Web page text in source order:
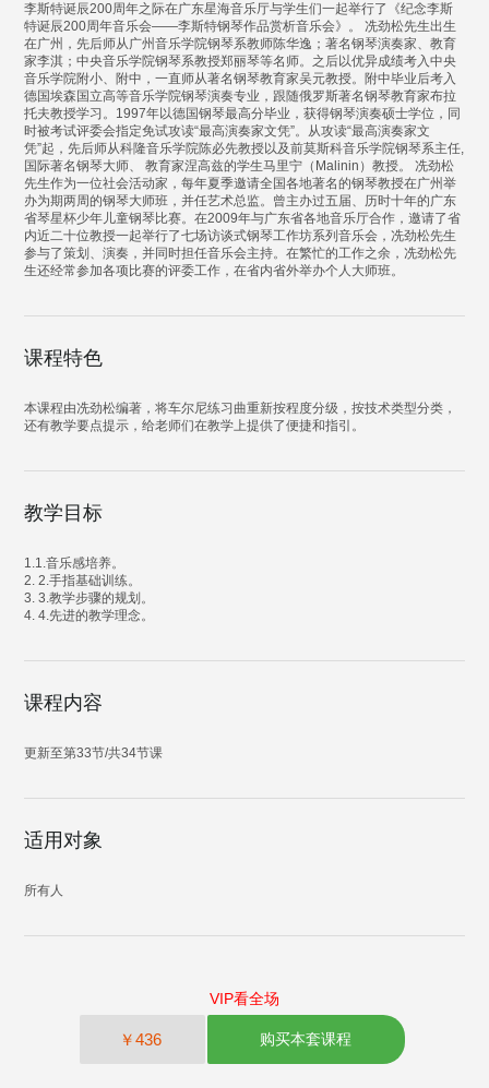
李斯特诞辰200周年之际在广东星海音乐厅与学生们一起举行了《纪念李斯
特诞辰200周年音乐会——李斯特钢琴作品赏析音乐会》。 冼劲松先生出生
在广州，先后师从广州音乐学院钢琴系教师陈华逸；著名钢琴演奏家、教育
家李淇；中央音乐学院钢琴系教授郑丽琴等名师。之后以优异成绩考入中央
音乐学院附小、附中，一直师从著名钢琴教育家吴元教授。附中毕业后考入
德国埃森国立高等音乐学院钢琴演奏专业，跟随俄罗斯著名钢琴教育家布拉
托夫教授学习。1997年以德国钢琴最高分毕业，获得钢琴演奏硕士学位，同
时被考试评委会指定免试攻读“最高演奏家文凭”。从攻读“最高演奏家文
凭”起，先后师从科隆音乐学院陈必先教授以及前莫斯科音乐学院钢琴系主任,
国际著名钢琴大师、 教育家涅高兹的学生马里宁（Malinin）教授。 冼劲松
先生作为一位社会活动家，每年夏季邀请全国各地著名的钢琴教授在广州举
办为期两周的钢琴大师班，并任艺术总监。曾主办过五届、历时十年的广东
省琴星杯少年儿童钢琴比赛。在2009年与广东省各地音乐厅合作，邀请了省
内近二十位教授一起举行了七场访谈式钢琴工作坊系列音乐会，冼劲松先生
参与了策划、演奏，并同时担任音乐会主持。在繁忙的工作之余，冼劲松先
生还经常参加各项比赛的评委工作，在省内省外举办个人大师班。
课程特色
本课程由冼劲松编著，将车尔尼练习曲重新按程度分级，按技术类型分类，
还有教学要点提示，给老师们在教学上提供了便捷和指引。
教学目标
1.1.音乐感培养。
2. 2.手指基础训练。
3. 3.教学步骤的规划。
4. 4.先进的教学理念。
课程内容
更新至第33节/共34节课
适用对象
所有人
VIP看全场
￥436 购买本套课程